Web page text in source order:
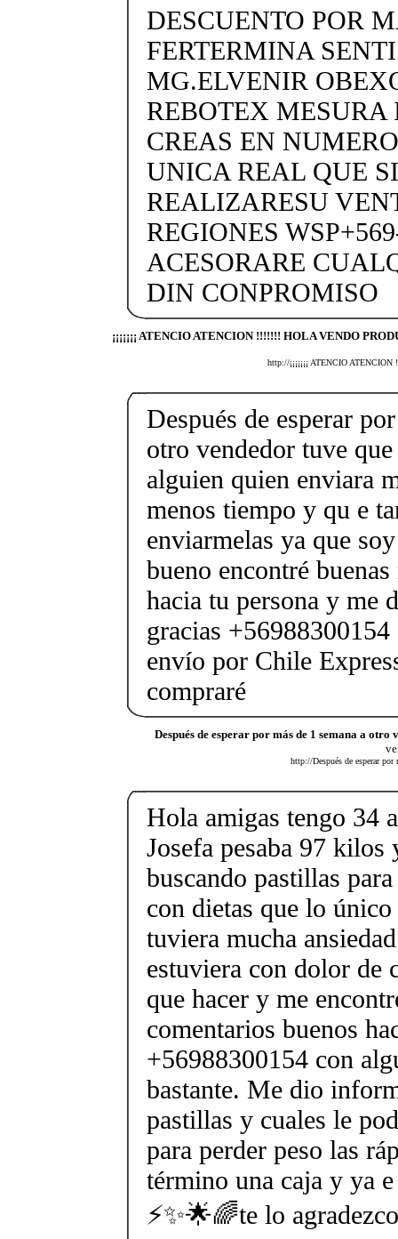
DESCUENTO POR
FERTERMINA
MG.ELVENIR
REBOTEX MESURA
CREAS EN
UNICA REAL QUE
REALIZARESU
REGIONES
ACESORARE
DIN CONPROMISO
¡¡¡¡¡¡¡ ATENCIO ATENCION !!!!!!! HOLA VENDO
http://¡¡¡¡¡¡¡ ATENCIO
Después de esperar
otro vendedor tuve
alguien quien enviara
menos tiempo y qu e
enviarmelas ya que
bueno encontré
hacia tu persona y me
gracias
envío por Chile
compraré
Después de esperar por más de 1 semana a otro
http://Después de esperar por
Hola amigas tengo 34
Josefa pesaba 97 kilos
buscando pastillas
con dietas que lo
tuviera mucha
estuviera con dolor de
que hacer y me
comentarios buenos
+56988300154 con
bastante. Me dio
pastillas y cuales le
para perder peso las
término una caja y ya
⚡✨🌟🌈te lo